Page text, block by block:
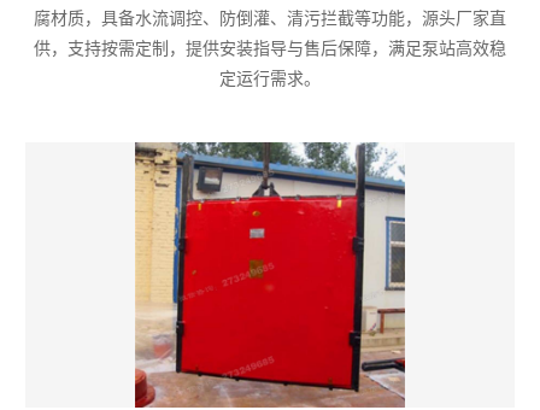
腐材质，具备水流调控、防倒灌、清污拦截等功能，源头厂家直
供，支持按需定制，提供安装指导与售后保障，满足泵站高效稳
定运行需求。